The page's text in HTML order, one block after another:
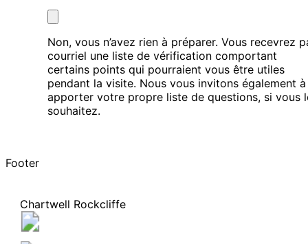
Non, vous n’avez rien à préparer. Vous recevrez
courriel une liste de vérification comportant
certains points qui pourraient vous être utiles
pendant la visite. Nous vous invitons également à
apporter votre propre liste de questions, si vous
souhaitez.
Footer
Chartwell Rockcliffe